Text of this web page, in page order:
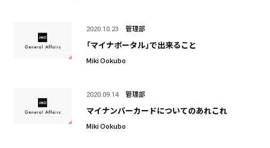
2020.10.23 管理部
「マイナポータル」で出来ること
Miki Ookubo
2020.09.14 管理部
マイナンバーカードについてのあれこれ
Miki Ookubo